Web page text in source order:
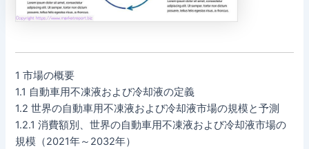
1 市場の概要
1.1 自動車用不凍液および冷却液の定義
1.2 世界の自動車用不凍液および冷却液市場の規模と予測
1.2.1 消費額別、世界の自動車用不凍液および冷却液市場の
規模（2021年～2032年）